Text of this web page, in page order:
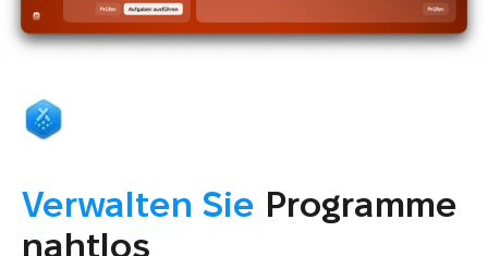
Verwalten Sie Programme
nahtlos